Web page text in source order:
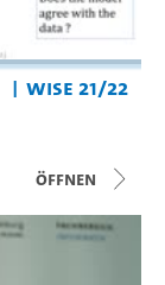
WiSe 21/22
Öffnen